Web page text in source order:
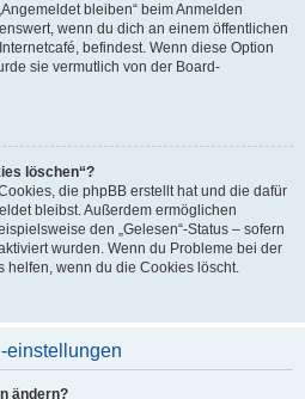
bleiben“ beim Anmelden
wenn du dich an einem öffentlichen
befindest. Wenn diese Option
sie vermutlich von der Board-
löschen“?
die phpBB erstellt hat und die dafür
bleibst. Außerdem ermöglichen
den „Gelesen“-Status – sofern
wurden. Wenn du Probleme bei der
helfen, wenn du die Cookies löscht.
einstellungen
ändern?